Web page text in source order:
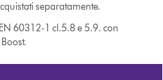
separatamente.
60312-1 cl.5.8 e 5.9. con